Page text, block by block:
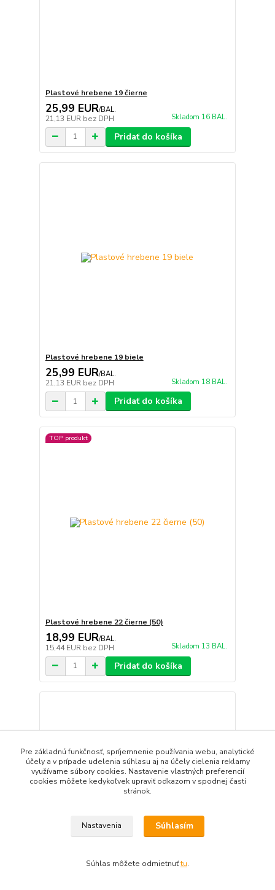
Plastové hrebene 19 čierne
25,99 EUR/BAL.
21,13 EUR bez DPH Skladom 16 BAL.
Pridať do košíka
Plastové hrebene 19 biele
25,99 EUR/BAL.
21,13 EUR bez DPH Skladom 18 BAL.
Pridať do košíka
TOP produkt
Plastové hrebene 22 čierne (50)
18,99 EUR/BAL.
15,44 EUR bez DPH Skladom 13 BAL.
Pridať do košíka
Pre základnú funkčnosť, spríjemnenie používania webu, analytické
účely a v prípade udelenia súhlasu aj na účely cielenia reklamy
využívame súbory cookies. Nastavenie vlastných preferencií
cookies môžete kedykoľvek upraviť odkazom v spodnej časti
stránok.
Nastavenia Súhlasím
Súhlas môžete odmietnuťtu.